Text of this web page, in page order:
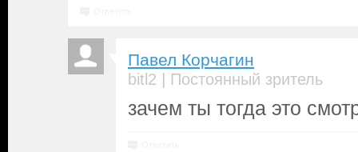
Павел Корчагин
bitl2 | Постоянный зритель
зачем ты тогда это